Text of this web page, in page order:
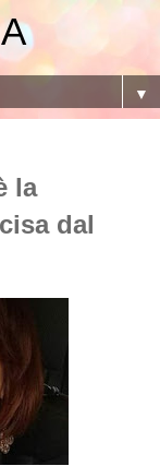
▼
la
dal